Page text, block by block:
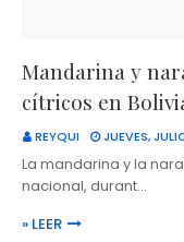
Mandarina y
cítricos en
REYQUI JUEVES,
La mandarina y la
nacional, durant…
» LEER